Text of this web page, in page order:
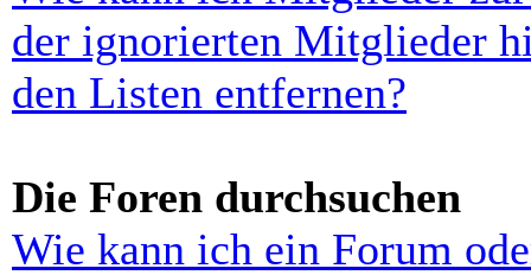
der ignorierten Mitglieder
den Listen entfernen?
Die Foren durchsuchen
Wie kann ich ein Forum